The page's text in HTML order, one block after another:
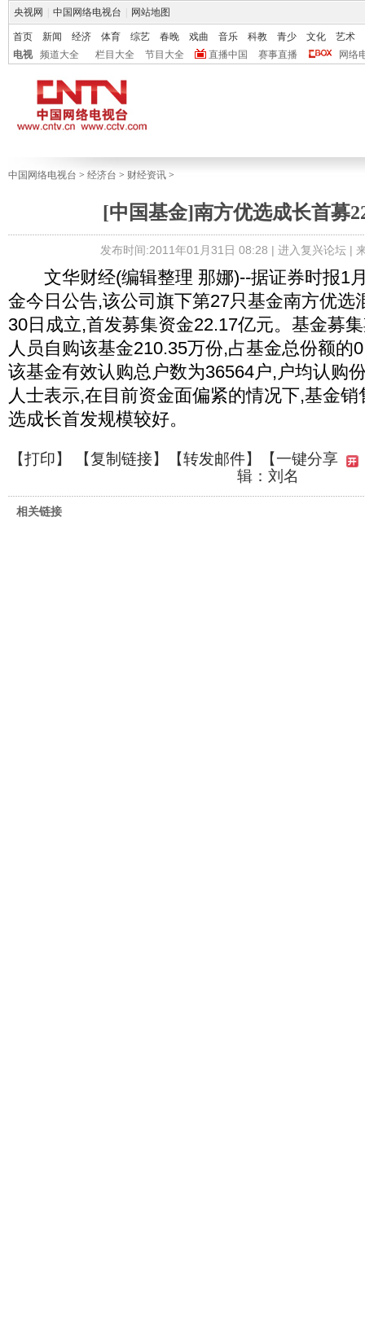
央视网 中国网络电视台 网站地图
首页 新闻 经济 体育 综艺 春晚 戏曲 音乐 科教 青少 文化
艺术
电视
频道大全 栏目大全 节目大全 直播中国 赛事直播 网络
中国网络电视台 > 经济台 > 财经资讯 >
[中国基金]南方优选成长首募
发布时间:2011年01月31日 08:28 | 进入复兴论坛|
文华财经(编辑整理 那娜)--据证券时报1
金今日公告,该公司旗下第27只基金南方优选
30日成立,首发募集资金22.17亿元。基金募
人员自购该基金210.35万份,占基金总份额的
该基金有效认购总户数为36564户,户均认购
人士表示,在目前资金面偏紧的情况下,基金
选成长首发规模较好。
【打印】 【复制链接】【转发邮件】
【一键分享
辑：刘名
相关链接